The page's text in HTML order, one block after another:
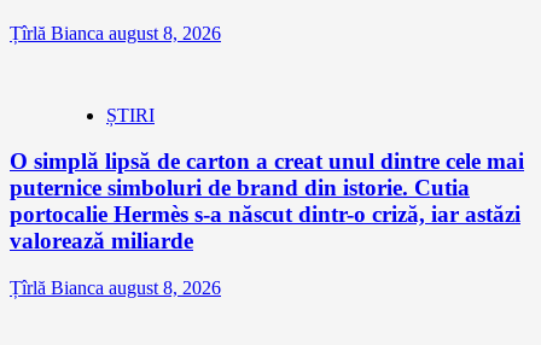
Țîrlă Bianca august 8, 2026
ȘTIRI
O simplă lipsă de carton a creat unul dintre cele mai
puternice simboluri de brand din istorie. Cutia
portocalie Hermès s-a născut dintr-o criză, iar astăzi
valorează miliarde
Țîrlă Bianca august 8, 2026